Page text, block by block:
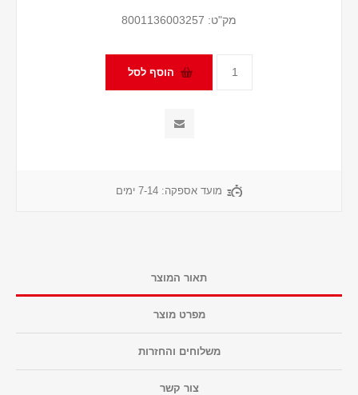
מק"ט: 8001136003257
מועד אספקה: 7-14 ימים
תאור המוצר
מפרט מוצר
משלוחים והחזרות
צור קשר